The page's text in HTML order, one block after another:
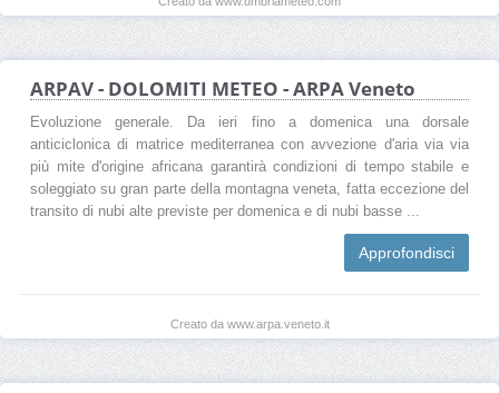
ARPAV - DOLOMITI METEO - ARPA Veneto
Evoluzione generale. Da ieri fino a domenica una dorsale
anticiclonica di matrice mediterranea con avvezione d'aria via via
più mite d'origine africana garantirà condizioni di tempo stabile e
soleggiato su gran parte della montagna veneta, fatta eccezione del
transito di nubi alte previste per domenica e di nubi basse ...
Approfondisci
Creato da www.arpa.veneto.it